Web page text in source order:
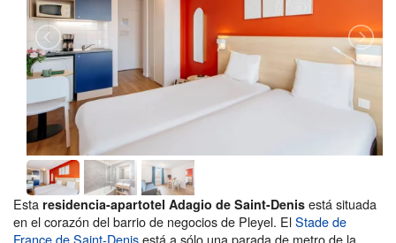
Esta residencia-apartotel Adagio de Saint-Denis está situada
en el corazón del barrio de negocios de Pleyel. ElStade de
France de Saint-Denisestá a sólo una parada de metro de la